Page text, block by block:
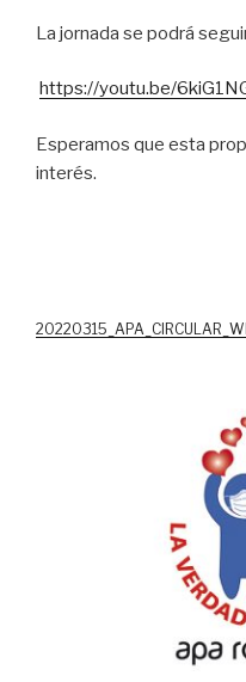
La jornada se podrá
https://youtu.be/
Esperamos que esta
interés.